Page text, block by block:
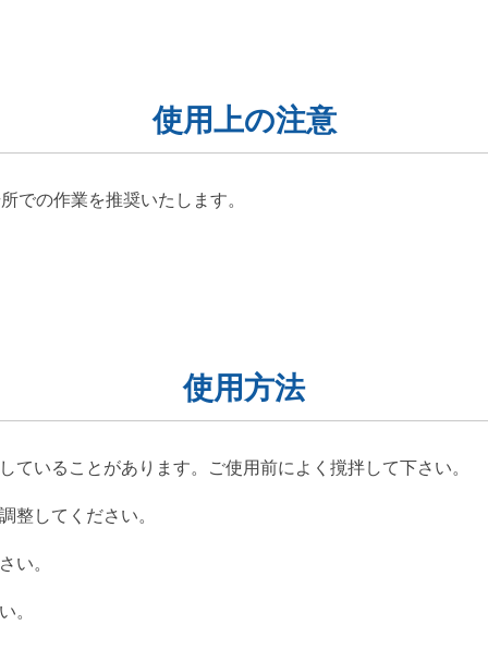
使用上の注意
での作業を推奨いたします。
使用方法
ていることがあります。ご使用前によく撹拌して下さい。
整してください。
い。
。